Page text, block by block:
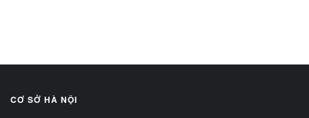
CƠ SỞ HÀ NỘI